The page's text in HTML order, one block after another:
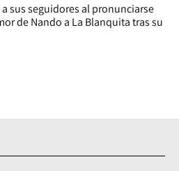
sus seguidores al pronunciarse
de Nando a La Blanquita tras su